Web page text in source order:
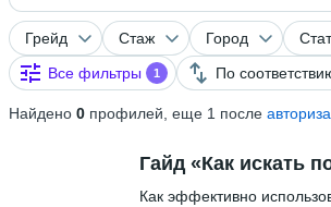
Грейд Стаж Город
Все фильтры
1 По
Найдено 0 профилей, еще 1 после
Гайд «Как искать
Как эффективно